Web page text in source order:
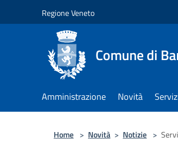
Regione Veneto
Comune di
Amministrazione Novità
Home > Novità > Notizie >